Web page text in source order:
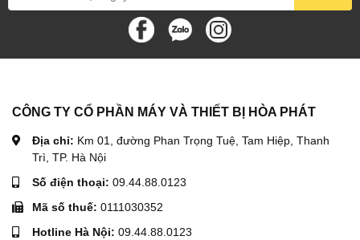
cao
Khi đạt đến góc uốn bạn muốn, nhả công tắc . Lúc này nhả
công tắc xả áp, khối uốn sẽ về vị trí ban đầu
2.4. Động cơ
Máy uốn sắt cầm tayPhi 25 với động cơ 1.2KW được làm
từ lõi thép đồng nguyên chất giúp máy làm việc ổn định,
CÔNG TY CỔ PHẦN MÁY VÀ THIẾT BỊ HÒA PHÁT
Địa chỉ: Km 01, đường Phan Trọng Tuệ, Tam Hiệp, Thanh
Trì, TP. Hà Nội
Số điện thoại: 09.44.88.0123
Mã số thuế: 0111030352
Hotline Hà Nội: 09.44.88.0123